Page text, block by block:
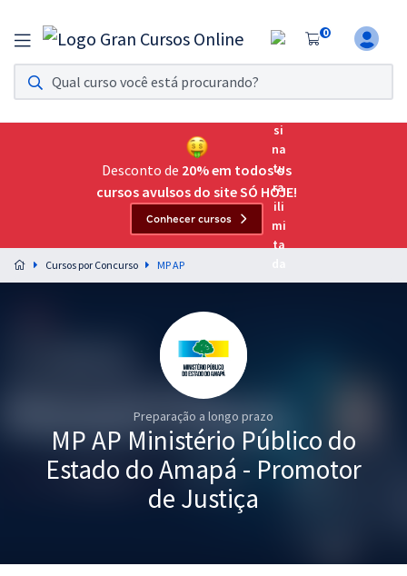
0
Assinatura Ilimitada 11
Acesso a todos os cursos. Teste grátis por 7 dias!
Assinatura OAB Até Passar
Acesso ilimitado a toda preparação para o Exame da
Preparação completa e intensiva para as principais
residências em saúde do Brasil
Graduação
Desconto de 20% em todos os
cursos avulsos do site SÓ HOJE!
Conhecer cursos
Cursos por Concurso MP AP
Preparação a longo prazo
MP AP Ministério Público do
Estado do Amapá - Promotor
de Justiça